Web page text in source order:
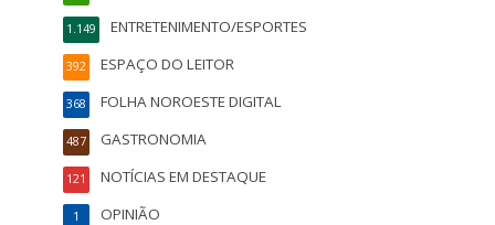
ENTRETENIMENTO/ESPORTES
1.149
ESPAÇO DO LEITOR
392
FOLHA NOROESTE DIGITAL
368
GASTRONOMIA
487
NOTÍCIAS EM DESTAQUE
121
OPINIÃO
1